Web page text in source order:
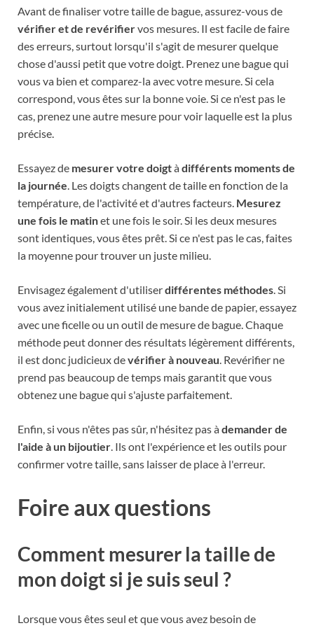
Avant de finaliser votre taille de bague, assurez-vous de
vérifier et de revérifiervos mesures. Il est facile de faire
des erreurs, surtout lorsqu'il s'agit de mesurer quelque
chose d'aussi petit que votre doigt. Prenez une bague qui
vous va bien et comparez-la avec votre mesure. Si cela
correspond, vous êtes sur la bonne voie. Si ce n'est pas le
cas, prenez une autre mesure pour voir laquelle est la plus
précise.
Essayez de mesurer votre doigtàdifférents moments de
la journée . Les doigts changent de taille en fonction de la
température, de l'activité et d'autres facteurs. Mesurez
une fois le matinet une fois le soir. Si les deux mesures
sont identiques, vous êtes prêt. Si ce n'est pas le cas, faites
la moyenne pour trouver un juste milieu.
Envisagez également d'utiliserdifférentes méthodes . Si
vous avez initialement utilisé une bande de papier, essayez
avec une ficelle ou un outil de mesure de bague. Chaque
méthode peut donner des résultats légèrement différents,
il est donc judicieux devérifier à nouveau . Revérifier ne
prend pas beaucoup de temps mais garantit que vous
obtenez une bague qui s'ajuste parfaitement.
Enfin, si vous n'êtes pas sûr, n'hésitez pas àdemander de
l'aide à un bijoutier . Ils ont l'expérience et les outils pour
confirmer votre taille, sans laisser de place à l'erreur.
Foire aux questions
Comment mesurer la taille de
mon doigt si je suis seul ?
Lorsque vous êtes seul et que vous avez besoin de